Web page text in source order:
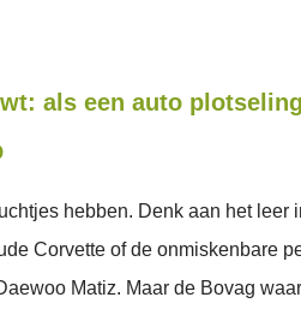
als een auto
hebben. Denk aan het leer
Corvette of de onmiskenbare
Matiz. Maar de Bovag